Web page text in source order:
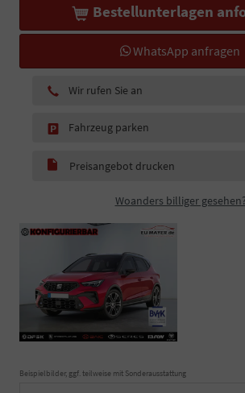
WhatsApp anfragen
Bestellunterlagen
Wir rufen Sie an
Fahrzeug parken
Preisangebot drucken
Woanders billiger gesehen?
Beispielbilder, ggf. teilweise mit Sonderausstattung